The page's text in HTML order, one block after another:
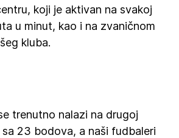
koji je aktivan na svakoj
u minut, kao i na zvaničnom
kluba.
trenutno nalazi na drugoj
23 bodova, a naši fudbaleri